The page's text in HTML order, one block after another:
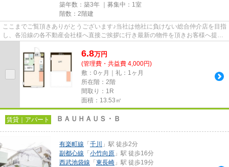
築年数：築3年 ｜募集中： 1室
階数：2階建
ここまでご覧頂きありがとうございます♪当社は他社に負けない総合仲介店を目指
し、各沿線の各不動産会社様へ直接ご挨拶に行き最新の物件を頂きお客様へ提供
6.8万円
(管理費・共益費 4,000円)
敷：0ヶ月｜礼：1ヶ月
所在階：2階
間取り：1R
面積：13.53㎡
賃貸｜アパート ＢＡＵＨＡＵＳ・Ｂ
有楽町線 「 千川
」駅 徒歩2分
副都心線 「 小竹向原 」駅 徒歩16分
西武池袋線 「 東長崎 」駅 徒歩19分